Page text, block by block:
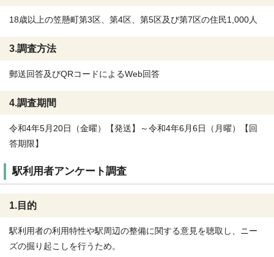
18歳以上の笠懸町第3区、第4区、第5区及び第7区の住民1,000人
3.調査方法
郵送回答及びQRコードによるWeb回答
4.調査期間
令和4年5月20日（金曜）【発送】～令和4年6月6日（月曜）【回
答期限】
駅利用者アンケート調査
1.目的
駅利用者の利用特性や駅周辺の整備に関する意見を聴取し、ニー
ズの掘り起こしを行うため。